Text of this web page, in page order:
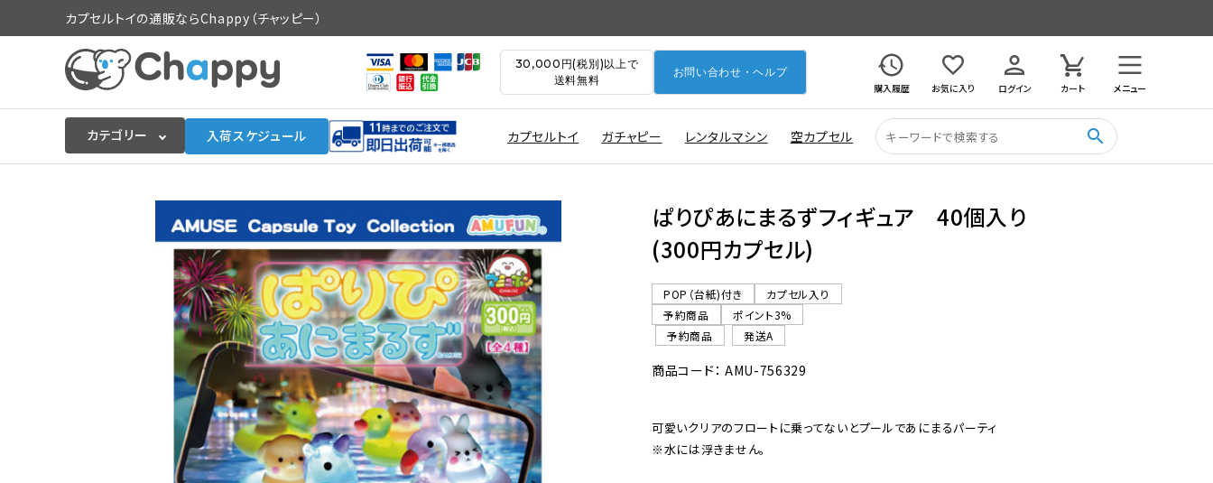
カプセルトイの通販ならChappy（チャッピー）
30,000円(税別)以上で
送料無料
お問い合わせ・ヘルプ
購入履歴
お気に入り ログイン カート メニュー
カテゴリー 入荷スケジュール カプセルトイ ガチャピー レンタルマシン 空カプセル search
入荷スケジュールをチェック
カプセルトイマシン本体
ぱりぴあにまるずフィギュア 40個入り
(300円カプセル)
POP（台紙)付き
カプセル入り
予約商品
ポイント3%
予約商品
発送A
商品コード： AMU-756329
可愛いクリアのフロートに乗ってないとプールであにまるパーティ
※水には浮きません。